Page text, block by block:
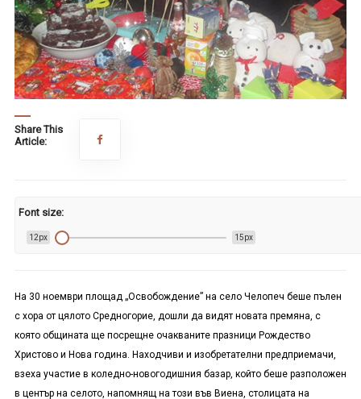
Share This
Article:
Font size:
12px 15px
На 30 ноември площад „Освобождение” на село Челопеч беше пълен
с хора от цялото Средногорие, дошли да видят новата премяна, с
която общината ще посрещне очакваните празници Рождество
Христово и Нова година. Находчиви и изобретателни предприемачи,
взеха участие в коледно-новогодишния базар, който беше разположен
в център на селото, напомнящ на този във Виена, столицата на